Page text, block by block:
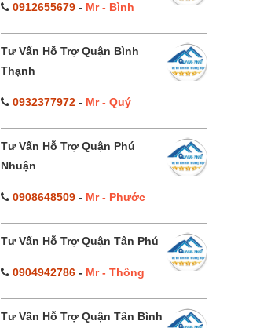
0912655679- Mr - Bình
Tư Vấn Hỗ Trợ Quận Bình
Thạnh
0932377972- Mr - Quý
Tư Vấn Hỗ Trợ Quận Phú
Nhuận
0908648509- Mr - Phước
Tư Vấn Hỗ Trợ Quận Tân Phú
0904942786- Mr - Thông
Tư Vấn Hỗ Trợ Quận Tân Bình